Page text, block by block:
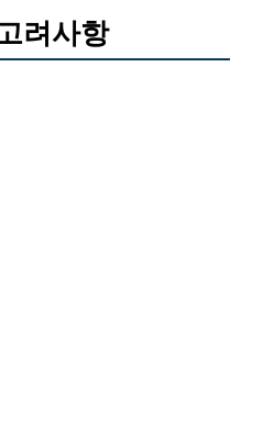
려사항